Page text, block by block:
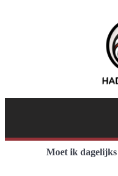
Moet ik dagelijks